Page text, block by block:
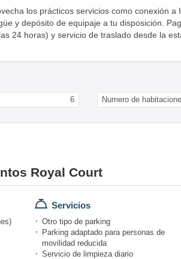
los prácticos servicios como conexión
y depósito de equipaje a tu disposición.
24 horas) y servicio de traslado desde la
6 Numero de
Royal Court
Servicios
Otro tipo de parking
Parking adaptado para personas de
movilidad reducida
Servicio de limpieza diario